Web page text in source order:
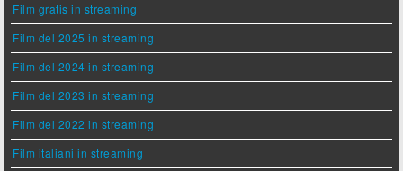
Film gratis in streaming
Film del 2025 in streaming
Film del 2024 in streaming
Film del 2023 in streaming
Film del 2022 in streaming
Film italiani in streaming